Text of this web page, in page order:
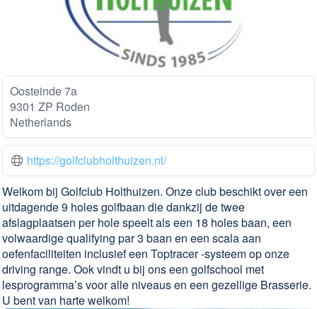
Oosteinde 7a
9301 ZP Roden
Netherlands
https://golfclubholthuizen.nl/
Welkom bij Golfclub Holthuizen. Onze club beschikt over een
uitdagende 9 holes golfbaan die dankzij de twee
afslagplaatsen per hole speelt als een 18 holes baan, een
volwaardige qualifying par 3 baan en een scala aan
oefenfaciliteiten inclusief een Toptracer -systeem op onze
driving range. Ook vindt u bij ons een golfschool met
lesprogramma’s voor alle niveaus en een gezellige Brasserie.
U bent van harte welkom!